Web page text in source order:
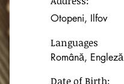
Otopeni, Ilfov
Languages
Română, Engleză
Date of Birth: